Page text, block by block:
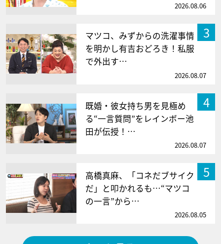
2026.08.06
3
マツコ、みずからの洗濯事情
を明かし有吉おどろき！私服
で外出す…
2026.08.07
4
既婚・彼女持ち男を見極め
る“一言質問”をレインボー池
田が伝授！…
2026.08.07
5
高橋真麻、「コネだブサイク
だ」と叩かれるも…“マツコ
の一言”から…
2026.08.05